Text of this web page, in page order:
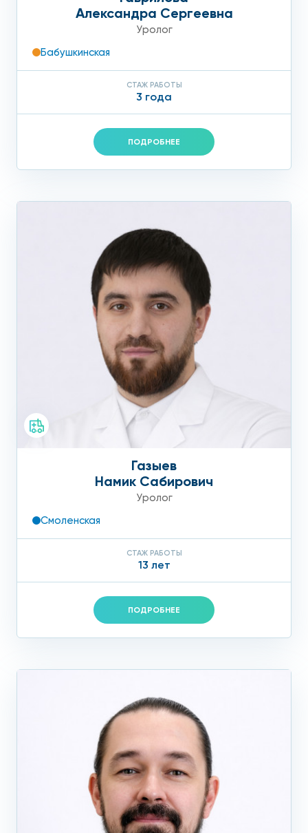
Александра Сергеевна
Уролог
Бабушкинская
СТАЖ РАБОТЫ
3 года
ПОДРОБНЕЕ
Газыев
Намик Сабирович
Уролог
Смоленская
СТАЖ РАБОТЫ
13 лет
ПОДРОБНЕЕ